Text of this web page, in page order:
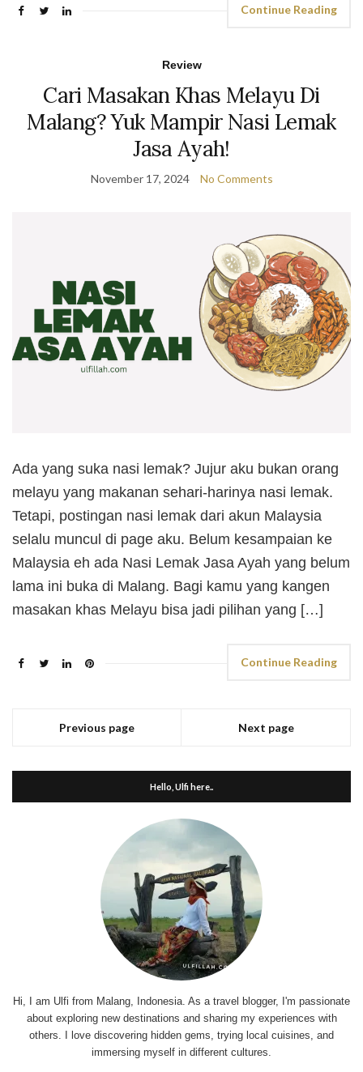
Continue Reading
Review
Cari Masakan Khas Melayu Di
Malang? Yuk Mampir Nasi Lemak
Jasa Ayah!
November 17, 2024 No Comments
Ada yang suka nasi lemak? Jujur aku bukan orang
melayu yang makanan sehari-harinya nasi lemak.
Tetapi, postingan nasi lemak dari akun Malaysia
selalu muncul di page aku. Belum kesampaian ke
Malaysia eh ada Nasi Lemak Jasa Ayah yang belum
lama ini buka di Malang. Bagi kamu yang kangen
masakan khas Melayu bisa jadi pilihan yang […]
Continue Reading
Previous page Next page
Hello, Ulfi here..
Hi, I am Ulfi from Malang, Indonesia. As a travel blogger, I'm passionate
about exploring new destinations and sharing my experiences with
others. I love discovering hidden gems, trying local cuisines, and
immersing myself in different cultures.